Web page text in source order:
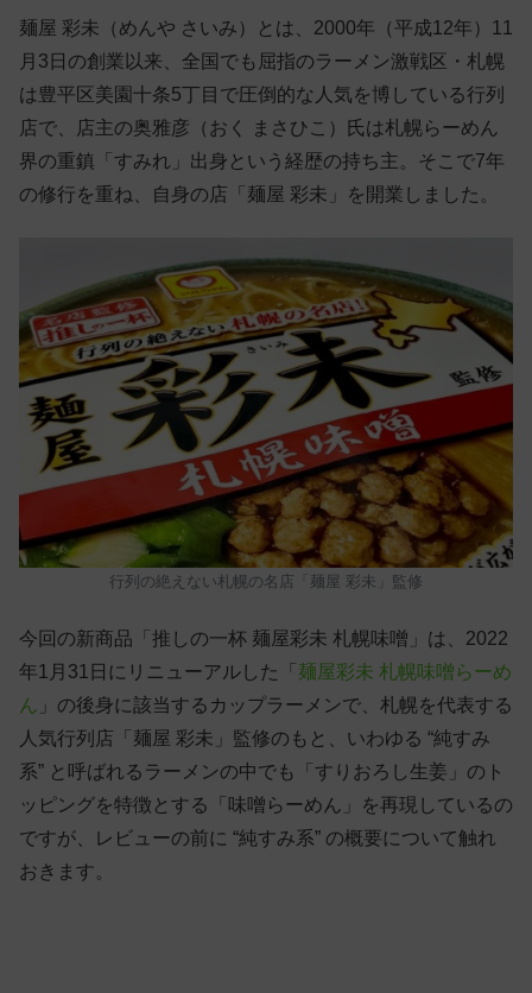
麺屋 彩未（めんや さいみ）とは、2000年（平成12年）11
月3日の創業以来、全国でも屈指のラーメン激戦区・札幌
は豊平区美園十条5丁目で圧倒的な人気を博している行列
店で、店主の奥雅彦（おく まさひこ）氏は札幌らーめん
界の重鎮「すみれ」出身という経歴の持ち主。そこで7年
の修行を重ね、自身の店「麺屋 彩未」を開業しました。
行列の絶えない札幌の名店「麺屋 彩未」監修
今回の新商品「推しの一杯 麺屋彩未 札幌味噌」は、2022
年1月31日にリニューアルした「 麺屋彩未 札幌味噌らーめ
ん 」の後身に該当するカップラーメンで、札幌を代表する
人気行列店「麺屋 彩未」監修のもと、いわゆる “純すみ
系” と呼ばれるラーメンの中でも「すりおろし生姜」のト
ッピングを特徴とする「味噌らーめん」を再現しているの
ですが、レビューの前に “純すみ系” の概要について触れ
おきます。